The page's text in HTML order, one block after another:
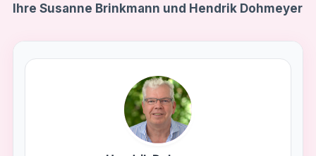
Ihre Susanne Brinkmann und Hendrik Dohmeyer